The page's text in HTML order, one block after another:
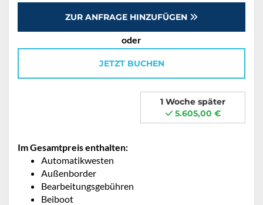
ZUR ANFRAGE HINZUFÜGEN
oder
JETZT BUCHEN
1 Woche später
5.605,00 €
Im Gesamtpreis enthalten:
Automatikwesten
Außenborder
Bearbeitungsgebühren
Beiboot